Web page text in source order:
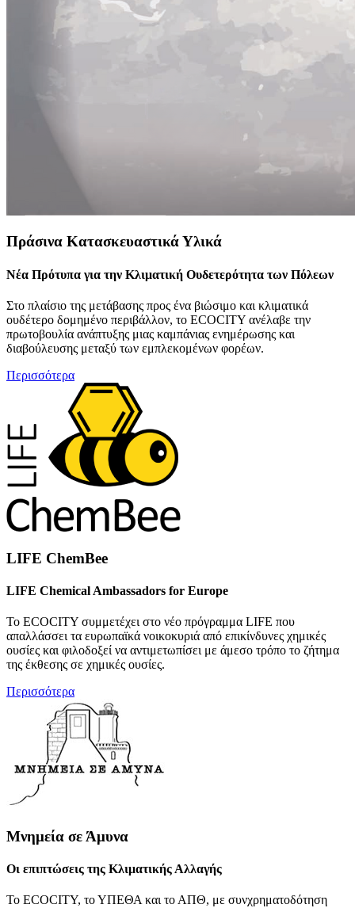
Πράσινα Κατασκευαστικά Υλικά
Νέα Πρότυπα για την Κλιματική Ουδετερότητα των Πόλεων
Στο πλαίσιο της μετάβασης προς ένα βιώσιμο και κλιματικά
ουδέτερο δομημένο περιβάλλον, το ECOCITY ανέλαβε την
πρωτοβουλία ανάπτυξης μιας καμπάνιας ενημέρωσης και
διαβούλευσης μεταξύ των εμπλεκομένων φορέων.
Περισσότερα
LIFE ChemBee
LIFE Chemical Ambassadors for Europe
To ECOCITY συμμετέχει στο νέο πρόγραμμα LIFE που
απαλλάσσει τα ευρωπαϊκά νοικοκυριά από επικίνδυνες χημικές
ουσίες και φιλοδοξεί να αντιμετωπίσει με άμεσο τρόπο το ζήτημα
της έκθεσης σε χημικές ουσίες.
Περισσότερα
Μνημεία σε Άμυνα
Οι επιπτώσεις της Κλιματικής Αλλαγής
Το ECOCITY, το ΥΠΕΘΑ και το ΑΠΘ, με συνχρηματοδότηση